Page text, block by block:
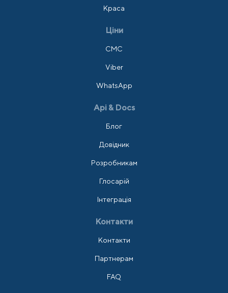
Краса
Ціни
СМС
Viber
WhatsApp
Api & Docs
Блог
Довідник
Розробникам
Глосарій
Інтеграція
Контакти
Контакти
Партнерам
FAQ